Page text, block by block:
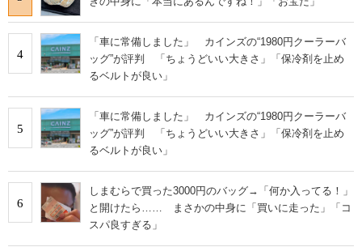
4
「車に常備しました」 カインズの“1980円クーラーバ
ッグ”が評判 「ちょうどいい大きさ」「保冷剤を止め
るベルトが良い」
5
「車に常備しました」 カインズの“1980円クーラーバ
ッグ”が評判 「ちょうどいい大きさ」「保冷剤を止め
るベルトが良い」
6
しまむらで買った3000円のバッグ→「何か入ってる！」
と開けたら…… まさかの中身に「買いに走った」「コ
スパ良すぎる」